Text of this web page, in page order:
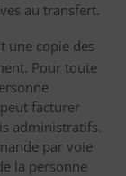
au transfert.
une copie des
Pour toute
facturer
administratifs.
par voie
la personne